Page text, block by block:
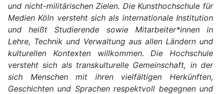
und nicht-militärischen Zielen. Die Kunsthochschule für
Medien Köln versteht sich als internationale Institution
und heißt Studierende sowie Mitarbeiter*innen in
Lehre, Technik und Verwaltung aus allen Ländern und
kulturellen Kontexten willkommen. Die Hochschule
versteht sich als transkulturelle Gemeinschaft, in der
sich Menschen mit ihren vielfältigen Herkünften,
Geschichten und Sprachen respektvoll begegnen und